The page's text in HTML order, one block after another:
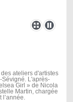
ateliers d'artistes
Sévigné. L'après-
Girl » de Nicola
Martin, chargée
l’année.